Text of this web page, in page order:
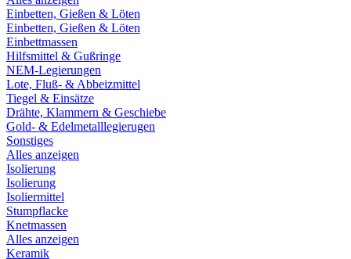
Einbetten, Gießen & Löten
Einbetten, Gießen & Löten
Einbettmassen
Hilfsmittel & Gußringe
NEM-Legierungen
Lote, Fluß- & Abbeizmittel
Tiegel & Einsätze
Drähte, Klammern & Geschiebe
Gold- & Edelmetalllegierugen
Sonstiges
Alles anzeigen
Isolierung
Isolierung
Isoliermittel
Stumpflacke
Knetmassen
Alles anzeigen
Keramik